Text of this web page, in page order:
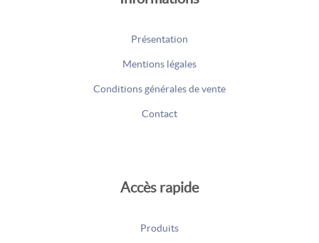
Présentation
Mentions légales
Conditions générales de vente
Contact
Accès rapide
Produits